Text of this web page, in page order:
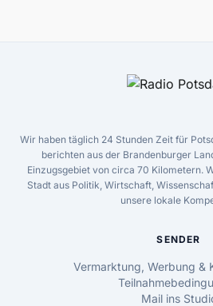
Wir haben täglich 24 Stunden Zeit für
berichten aus der Brandenburger
Einzugsgebiet von circa 70 Kilometern.
Stadt aus Politik, Wirtschaft,
unsere lokale
SENDER
Vermarktung, Werbung &
Mail ins